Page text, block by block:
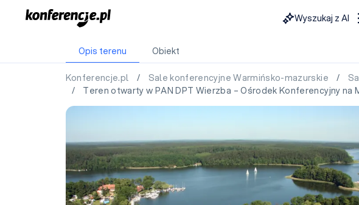
Wyszukaj z AI
Opis terenu Obiekt
Konferencje.pl / Sale konferencyjne Warmińsko-mazurskie /
/ Teren otwarty w PAN DPT Wierzba – Ośrodek Konferencyjny na